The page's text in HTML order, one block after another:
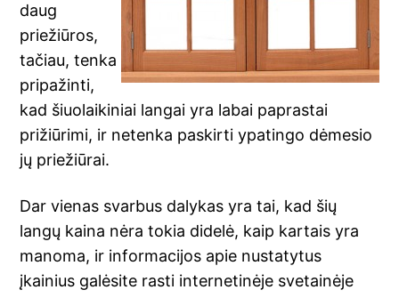
daug
priežiūros,
tačiau, tenka
pripažinti,
kad šiuolaikiniai langai yra labai paprastai
prižiūrimi, ir netenka paskirti ypatingo dėmesio
jų priežiūrai.
Dar vienas svarbus dalykas yra tai, kad šių
langų kaina nėra tokia didelė, kaip kartais yra
manoma, ir informacijos apie nustatytus
įkainius galėsite rasti internetinėje svetainėje